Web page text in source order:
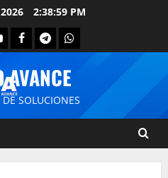
2:38:59 PM
SOLUCIONES